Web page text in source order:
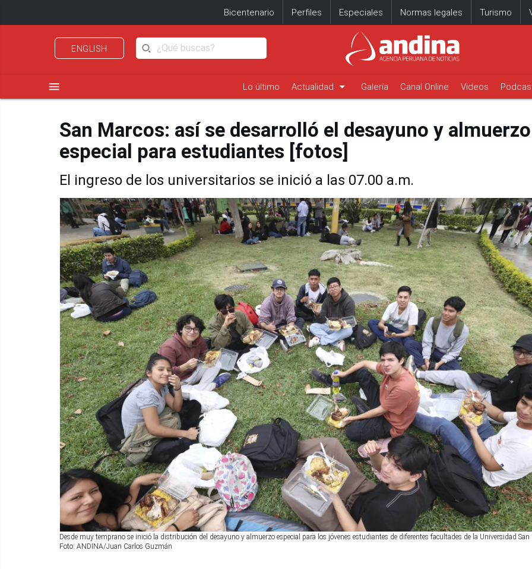
Bicentenario Perfiles Especiales Normas legales Turismo
ENGLISH
menu Lo último Actualidad arrow_drop_down Galería Canal Online Videos
San Marcos: así se desarrolló el desayuno y almuerzo
especial para estudiantes [fotos]
El ingreso de los universitarios se inició a las 07.00 a.m.
Desde muy temprano se inició la distribución del desayuno y almuerzo especial para los jóvenes estudiantes de diferentes facultades de la Universidad San
Foto: ANDINA/Juan Carlos Guzmán